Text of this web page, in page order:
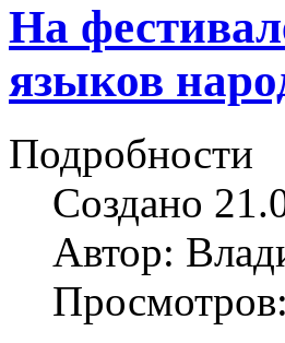
На
языков
Подробности
Создано
Автор: